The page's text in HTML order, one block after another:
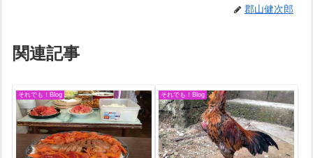
郡山健次郎
関連記事
それでも！Blog それでも！Blog